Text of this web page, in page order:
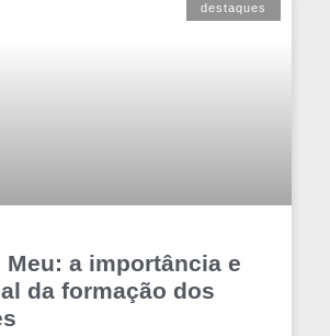
destaques
Meu: a importância e
da formação dos